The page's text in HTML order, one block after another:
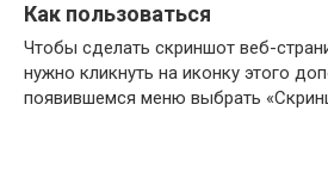
Как пользоваться
Чтобы сделать скриншот веб-
нужно кликнуть на иконку этого
появившемся меню выбрать